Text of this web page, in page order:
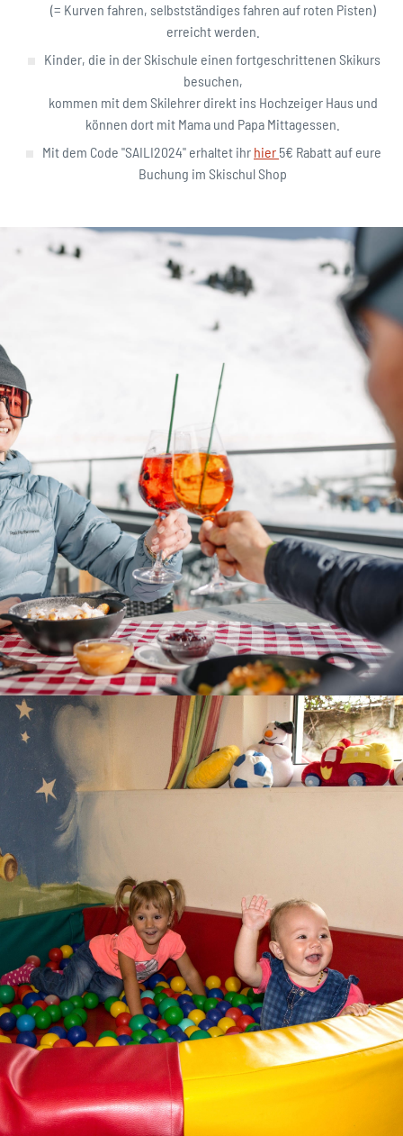
(= Kurven fahren, selbstständiges fahren auf roten Pisten)
erreicht werden.
Kinder, die in der Skischule einen fortgeschrittenen Skikurs
besuchen,
kommen mit dem Skilehrer direkt ins Hochzeiger Haus und
können dort mit Mama und Papa Mittagessen.
Mit dem Code "SAILI2024" erhaltet ihr hier 5€ Rabatt auf eure
Buchung im Skischul Shop